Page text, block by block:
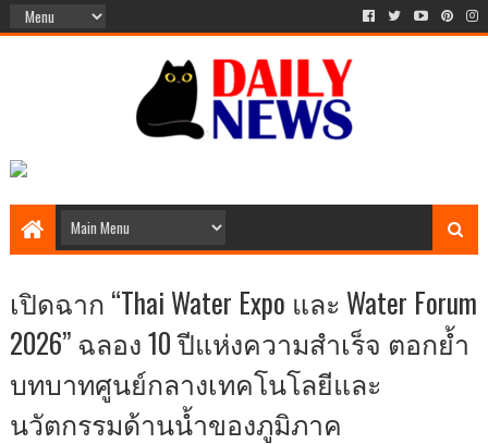
เปิดฉาก “Thai Water Expo และ Water Forum
2026” ฉลอง 10 ปีแห่งความสำเร็จ ตอกย้ำ
บทบาทศูนย์กลางเทคโนโลยีและ
นวัตกรรมด้านน้ำของภูมิภาค